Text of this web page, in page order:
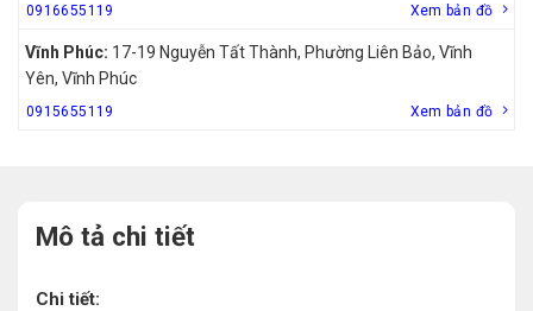
0916655119 Xem bản đồ
Vĩnh Phúc: 17-19 Nguyễn Tất Thành, Phường Liên Bảo, Vĩnh
Yên, Vĩnh Phúc
0915655119 Xem bản đồ
Mô tả chi tiết
Chi tiết: